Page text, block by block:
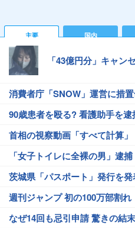
主要 国内
「43億円分」キャン
消費者庁「SNOW」運営に措
90歳患者を殴る? 看護助手を逮
首相の視察動画「すべて計算」
「女子トイレに全裸の男」逮捕
茨城県「パスポート」発行を発
週刊ジャンプ 初の100万部割れ
なぜ14回も忌引申請 驚きの結末